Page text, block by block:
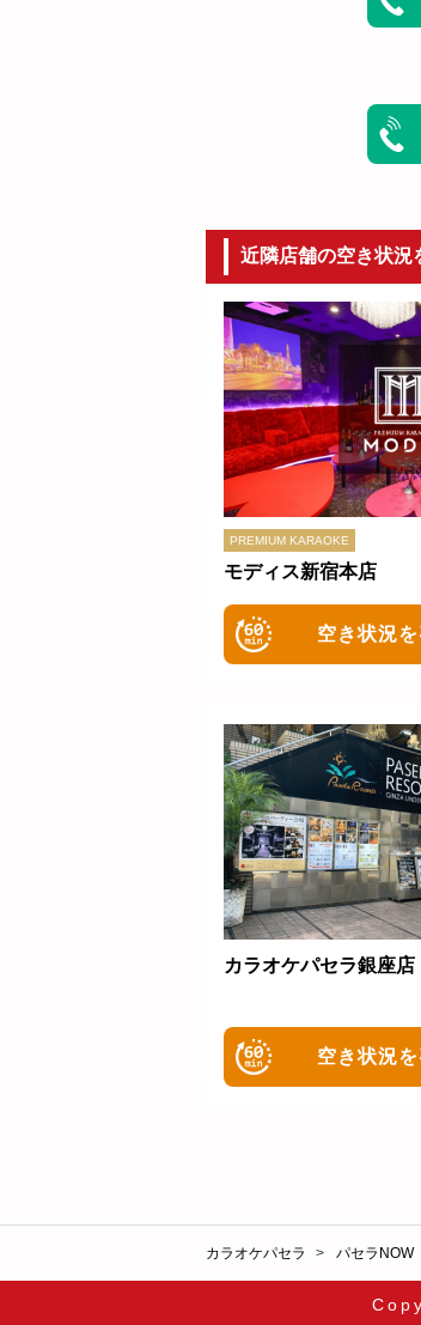
近隣店舗の空き状況
モディス新宿本店
空き状況
カラオケパセラ銀座店
空き状況
カラオケパセラ パセラNOW